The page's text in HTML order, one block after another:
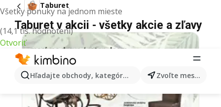
Všetky ponuky na jednom mieste
(14,1 tis. hodnotení)
Otvoriť
Hľadajte obchody, kategórie, produkty... Zvoľte mesto
Taburet
Taburet v akcii - všetky akcie a zľavy